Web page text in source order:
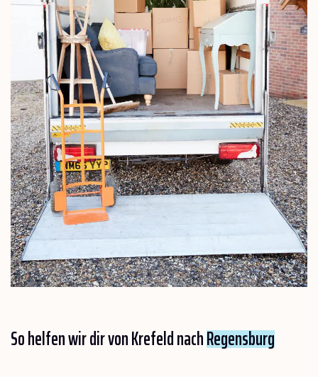
So helfen wir dir von Krefeld nachRegensburg